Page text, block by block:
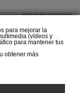
para mejorar la
(vídeos y
para mantener tus
obtener más
PRESUPUESTOS
3)